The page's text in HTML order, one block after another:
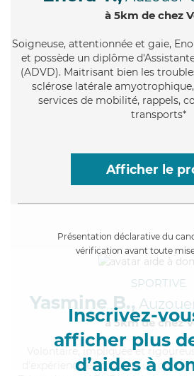
à 5km de chez
Soigneuse, attentionnée et gaie,
et possède un diplôme
(ADVD). Maitrisant bien les
sclérose latérale
services de mobilité, rappels,
transports*
Afficher le
Présentation déclarative du
vérification avant toute
Inscrivez-
afficher plus
d’aides à
SPORTIVE
Yasmine B.,
à 5km de chez
, impliquée et
d'expérience et possède un